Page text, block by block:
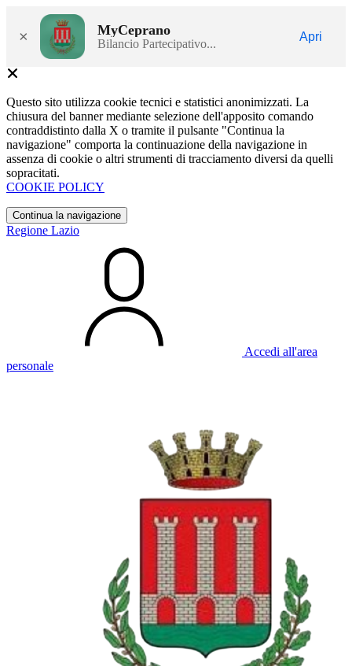
× MyCeprano
Bilancio Partecipativo...
Apri
Questo sito utilizza cookie tecnici e statistici anonimizzati. La
chiusura del banner mediante selezione dell'apposito comando
contraddistinto dalla X o tramite il pulsante "Continua la
navigazione" comporta la continuazione della navigazione in
assenza di cookie o altri strumenti di tracciamento diversi da quelli
sopracitati.
COOKIE POLICY
Continua la navigazione
Regione Lazio
Accedi all'area
personale